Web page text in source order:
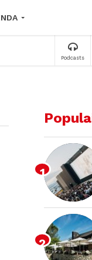
Podcasts